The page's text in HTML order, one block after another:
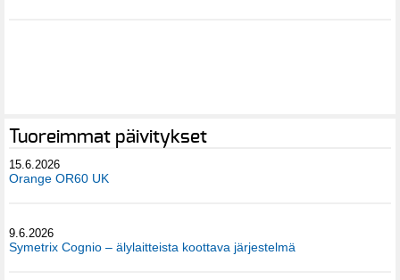
Tuoreimmat päivitykset
15.6.2026
Orange OR60 UK
9.6.2026
Symetrix Cognio – älylaitteista koottava järjestelmä